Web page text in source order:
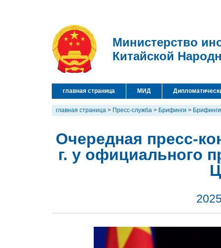
Министерство
Китайской
главная страница МИД
главная страница > Пресс-служба > Брифинги > Брифинги
Очередная пресс-
г. у официального